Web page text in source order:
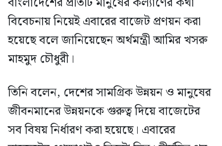
বিবেচনায় নিয়েই এবারের বাজেট প্রণয়ন করা
হয়েছে বলে জানিয়েছেন অর্থমন্ত্রী আমির খসরু
মাহমুদ চৌধুরী।
তিনি বলেন, দেশের সামগ্রিক উন্নয়ন ও মানুষের
জীবনমানের উন্নয়নকে গুরুত্ব দিয়ে বাজেটের
সব বিষয় নির্ধারণ করা হয়েছে। এবারের